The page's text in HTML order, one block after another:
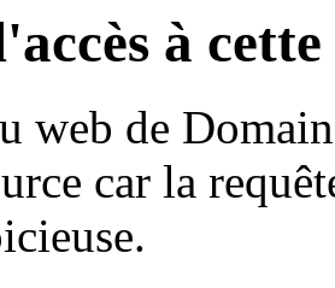
à
web de
car la